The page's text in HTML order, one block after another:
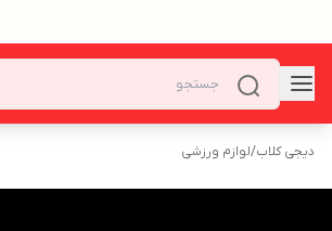
دیجی کلاب/لوازم ورزشی